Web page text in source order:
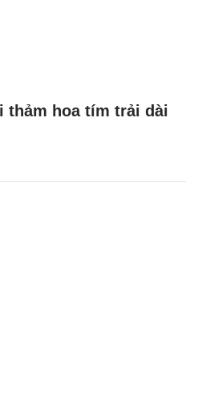
thảm hoa tím trải dài